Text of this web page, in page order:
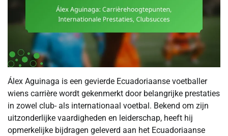
Álex Aguinaga is een gevierde Ecuadoriaanse voetballer
wiens carrière wordt gekenmerkt door belangrijke prestaties
in zowel club- als internationaal voetbal. Bekend om zijn
uitzonderlijke vaardigheden en leiderschap, heeft hij
opmerkelijke bijdragen geleverd aan het Ecuadoriaanse